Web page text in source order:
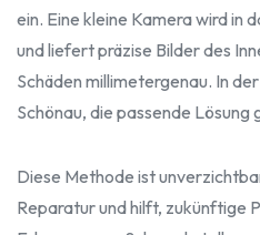
ein. Eine kleine Kamera wird in
und liefert präzise Bilder des
Schäden millimetergenau. In
Schönau, die passende Lösung
Diese Methode ist
Reparatur und hilft, zukünftige